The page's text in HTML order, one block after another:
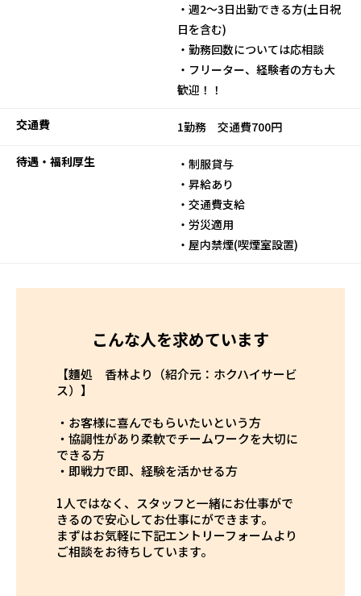
・週2～3日出勤できる方(土日祝
日を含む)
・勤務回数については応相談
・フリーター、経験者の方も大
歓迎！！
交通費 1勤務 交通費700円
待遇・福利厚生
・制服貸与
・昇給あり
・交通費支給
・労災適用
・屋内禁煙(喫煙室設置)
こんな人を求めています
【麵処 香林より（紹介元：ホクハイサービ
ス）】
・お客様に喜んでもらいたいという方
・協調性があり柔軟でチームワークを大切に
できる方
・即戦力で即、経験を活かせる方
1人ではなく、スタッフと一緒にお仕事がで
きるので安心してお仕事にができます。
まずはお気軽に下記エントリーフォームより
ご相談をお待ちしています。